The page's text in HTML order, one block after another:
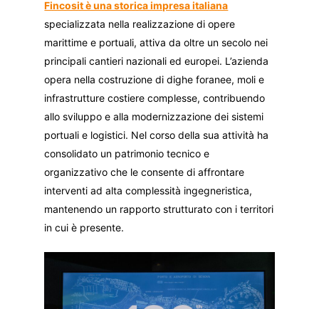
Fincosit è una storica impresa italiana
specializzata nella realizzazione di opere
marittime e portuali, attiva da oltre un secolo nei
principali cantieri nazionali ed europei. L’azienda
opera nella costruzione di dighe foranee, moli e
infrastrutture costiere complesse, contribuendo
allo sviluppo e alla modernizzazione dei sistemi
portuali e logistici. Nel corso della sua attività ha
consolidato un patrimonio tecnico e
organizzativo che le consente di affrontare
interventi ad alta complessità ingegneristica,
mantenendo un rapporto strutturato con i territori
in cui è presente.